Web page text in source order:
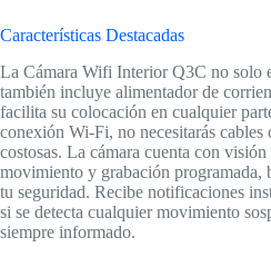
Características Destacadas
La Cámara Wifi Interior Q3C no solo
también incluye alimentador de
facilita su colocación en cualquier
conexión Wi-Fi, no necesitarás
costosas. La cámara cuenta con
movimiento y grabación programada,
tu seguridad. Recibe notificaciones
si se detecta cualquier movimiento
siempre informado.